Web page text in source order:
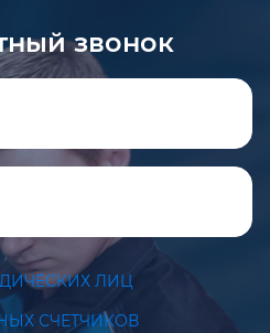
звонок
ЛИЦ
СЧЕТЧИКОВ